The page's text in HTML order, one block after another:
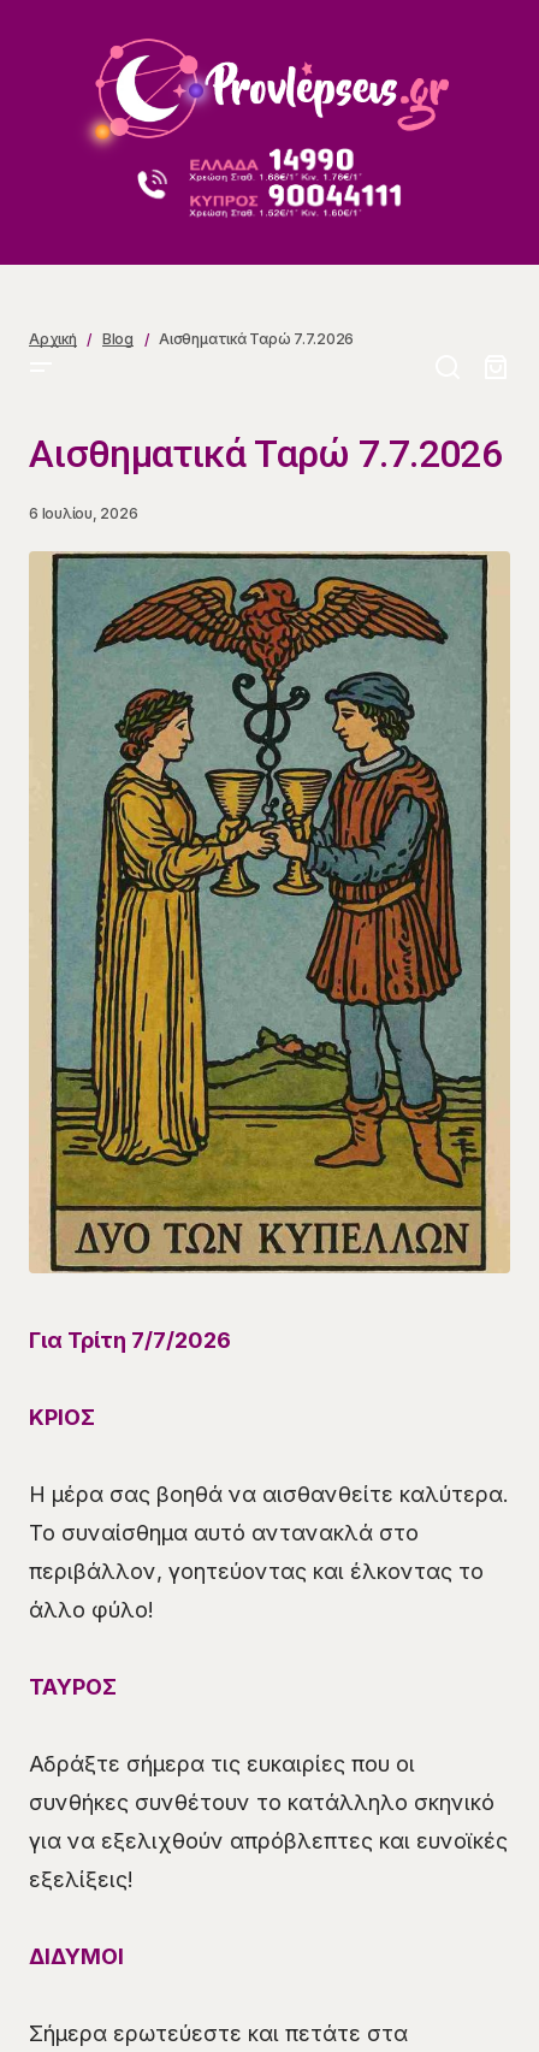
Αρχική Blog Αισθηματικά Ταρώ 7.7.2026
Αισθηματικά Ταρώ 7.7.2026
6 Ιουλίου, 2026
Για Τρίτη 7/7/2026
ΚΡΙΟΣ
Η μέρα σας βοηθά να αισθανθείτε καλύτερα.
Το συναίσθημα αυτό αντανακλά στο
περιβάλλον, γοητεύοντας και έλκοντας το
άλλο φύλο!
ΤΑΥΡΟΣ
Αδράξτε σήμερα τις ευκαιρίες που οι
συνθήκες συνθέτουν το κατάλληλο σκηνικό
για να εξελιχθούν απρόβλεπτες και ευνοϊκές
εξελίξεις!
ΔΙΔΥΜΟΙ
Σήμερα ερωτεύεστε και πετάτε στα